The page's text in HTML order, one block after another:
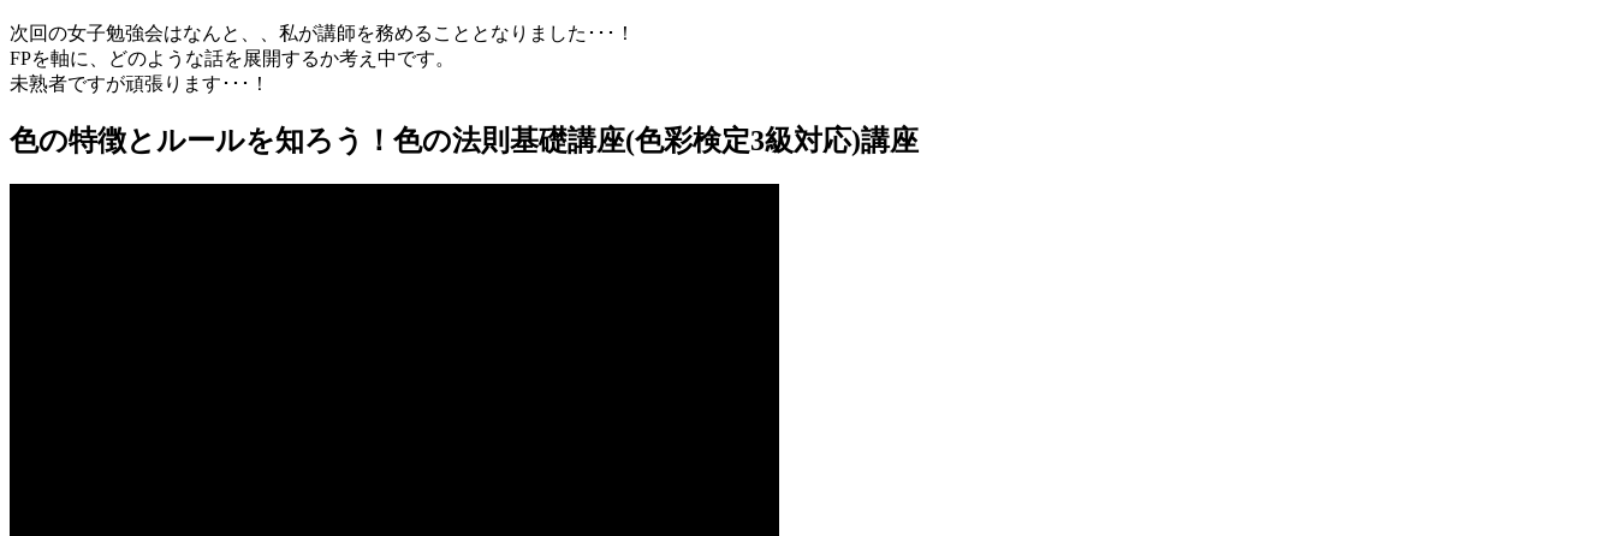
次回の女子勉強会はなんと、、私が講師を務めることとなりました･･･！
FPを軸に、どのような話を展開するか考え中です。
未熟者ですが頑張ります･･･！
色の特徴とルールを知ろう！色の法則基礎講座(色彩検定3級対応)講座